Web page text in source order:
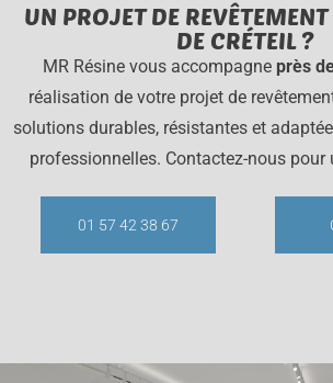
UN PROJET DE REVÊTEMENT
DE CRÉTEIL ?
MR Résine vous accompagne près
réalisation de votre projet de
solutions durables, résistantes et
professionnelles. Contactez-nous pour
01 57 42 38 67